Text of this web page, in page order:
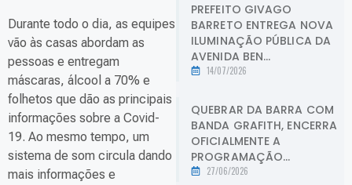
Durante todo o dia, as equipes
vão às casas abordam as
pessoas e entregam
máscaras, álcool a 70% e
folhetos que dão as principais
informações sobre a Covid-
19. Ao mesmo tempo, um
sistema de som circula dando
mais informações e
PREFEITO GIVAGO
BARRETO ENTREGA NOVA
ILUMINAÇÃO PÚBLICA DA
AVENIDA BEN...
14/07/2026
QUEBRAR DA BARRA COM
BANDA GRAFITH, ENCERRA
OFICIALMENTE A
PROGRAMAÇÃO...
27/06/2026